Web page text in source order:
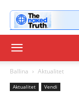
Ballina Aktualitet
Aktualitet Vendi